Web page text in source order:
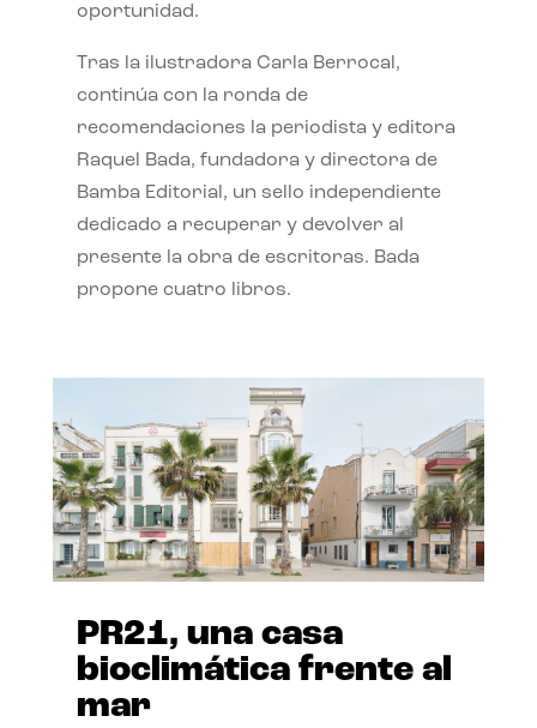
oportunidad.
Tras la ilustradora Carla Berrocal,
continúa con la ronda de
recomendaciones la periodista y editora
Raquel Bada, fundadora y directora de
Bamba Editorial, un sello independiente
dedicado a recuperar y devolver al
presente la obra de escritoras. Bada
propone cuatro libros.
PR21, una casa
bioclimática frente al
mar